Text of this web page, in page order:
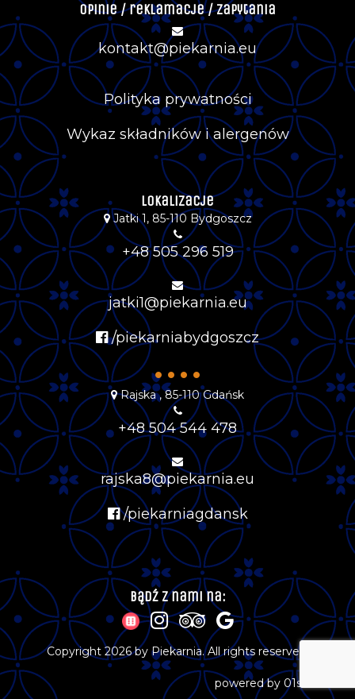
Opinie / reklamacje / zapytania
kontakt@piekarnia.eu
Polityka prywatności
Wykaz składników i alergenów
Lokalizacje
Jatki 1, 85-110 Bydgoszcz
+48 505 296 519
jatki1@piekarnia.eu
/piekarniabydgoszcz
••••
Rajska , 85-110 Gdańsk
+48 504 544 478
rajska8@piekarnia.eu
/piekarniagdansk
Bądź z nami na:
Copyright 2026 by Piekarnia. All rights reserved.
powered by 01studio.eu